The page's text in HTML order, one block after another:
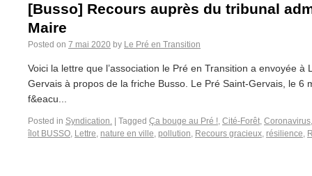
[Busso] Recours auprès du tribunal
Maire
Posted on 7 mai 2020 by Le Pré en Transition
Voici la lettre que l’association le Pré en Transition a envoyée
Gervais à propos de la friche Busso. Le Pré Saint-Gervais, le 6
f&eacu...
Posted in Syndication. Tagged Ça bouge au Pré !, Cité-Forêt, Coronavirus
îlot BUSSO, Lettre, nature en ville, pollution, Recours gracieux, résilience,